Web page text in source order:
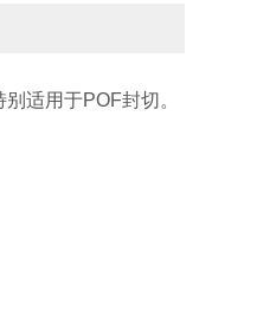
适用于POF封切。